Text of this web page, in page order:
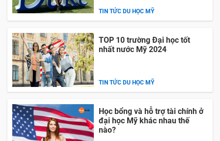
TIN TỨC DU HỌC MỸ
TOP 10 trường Đại học tốt
nhất nước Mỹ 2024
TIN TỨC DU HỌC MỸ
Học bổng và hỗ trợ tài chính ở
đại học Mỹ khác nhau thế
nào?